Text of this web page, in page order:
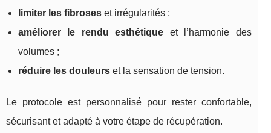
limiter les fibroses et irrégularités ;
améliorer le rendu esthétique et l’harmonie des
volumes ;
réduire les douleurs et la sensation de tension.
Le protocole est personnalisé pour rester confortable,
sécurisant et adapté à votre étape de récupération.